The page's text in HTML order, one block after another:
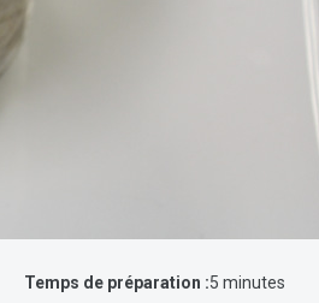
Temps de préparation :5 minutes